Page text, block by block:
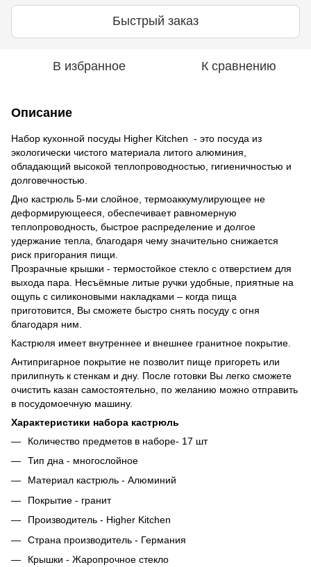
Быстрый заказ
В избранное К сравнению
Описание
Набор кухонной посуды Higher Kitchen - это посуда из
экологически чистого материала литого алюминия,
обладающий высокой теплопроводностью, гигиеничностью и
долговечностью.
Дно кастрюль 5-ми слойное, термоаккумулирующее не
деформирующееся, обеспечивает равномерную
теплопроводность, быстрое распределение и долгое
удержание тепла, благодаря чему значительно снижается
риск пригорания пищи.
Прозрачные крышки - термостойкое стекло с отверстием для
выхода пара. Несъёмные литые ручки удобные, приятные на
ощупь с силиконовыми накладками – когда пища
приготовится, Вы сможете быстро снять посуду с огня
благодаря ним.
Кастрюля имеет внутреннее и внешнее гранитное покрытие.
Антипригарное покрытие не позволит пище пригореть или
прилипнуть к стенкам и дну. После готовки Вы легко сможете
очистить казан самостоятельно, по желанию можно отправить
в посудомоечную машину.
Характеристики набора кастрюль
Количество предметов в наборе- 17 шт
Тип дна - многослойное
Материал кастрюль - Алюминий
Покрытие - гранит
Производитель - Higher Kitchen
Страна производитель - Германия
Крышки - Жаропрочное стекло